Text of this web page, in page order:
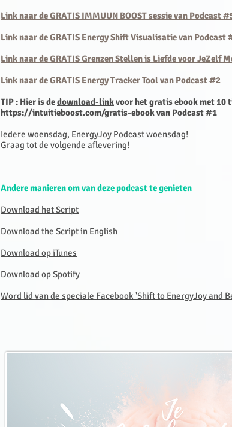
Link naar de GRATIS IMMUUN BOOST sessie van Podcast
Link naar de GRATIS Energy Shift Visualisatie van Podcast
Link naar de GRATIS Grenzen Stellen is Liefde voor JeZelf
Link naar de GRATIS Energy Tracker Tool van Podcast #2
TIP : Hier is dedownload-linkvoor het gratis ebook met 10
https://intuitieboost.com/gratis-ebookvan Podcast #1
Iedere woensdag, EnergyJoy Podcast woensdag!
Graag tot de volgende aflevering!
Andere manieren om van deze podcast te genieten
Download het Script
Download the Script in English
Download op iTunes
Download op Spotify
Word lid van de speciale Facebook 'Shift to EnergyJoy and